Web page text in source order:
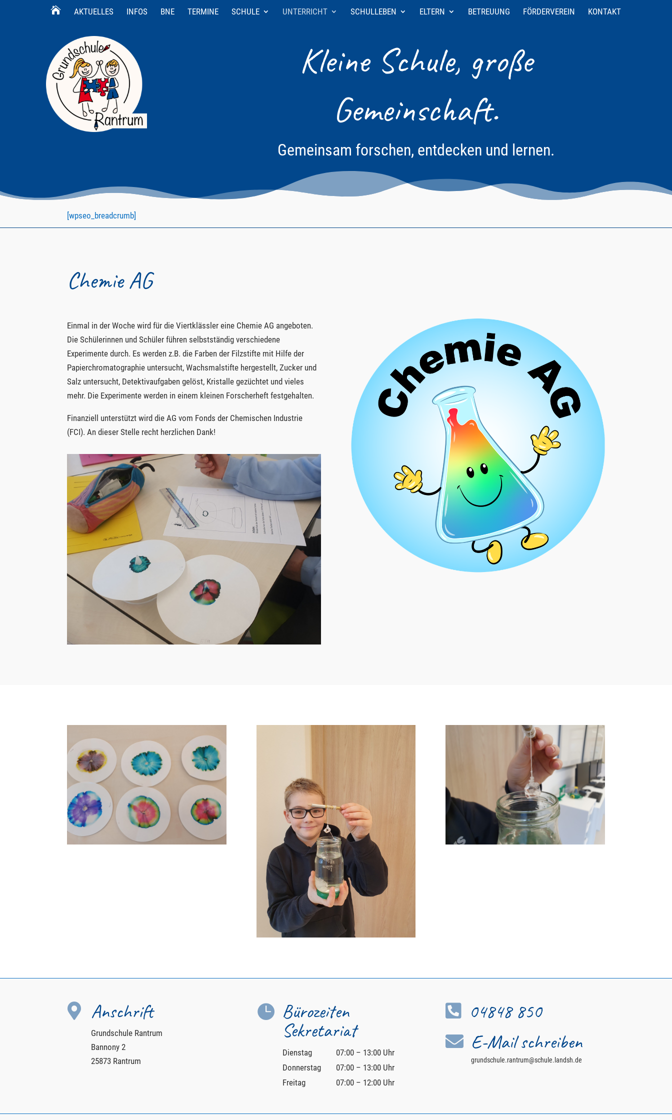
AKTUELLES INFOS BNE TERMINE SCHULE UNTERRICHT SCHULLEBEN ELTERN BETREUUNG FÖRDERVEREIN KONTAKT
Kleine Schule, große
Gemeinschaft.
Gemeinsam forschen, entdecken und lernen.
[wpseo_breadcrumb]
Chemie AG
Einmal in der Woche wird für die Viertklässler eine Chemie AG angeboten.
Die Schülerinnen und Schüler führen selbstständig verschiedene
Experimente durch. Es werden z.B. die Farben der Filzstifte mit Hilfe der
Papierchromatographie untersucht, Wachsmalstifte hergestellt, Zucker und
Salz untersucht, Detektivaufgaben gelöst, Kristalle gezüchtet und vieles
mehr. Die Experimente werden in einem kleinen Forscherheft festgehalten.
Finanziell unterstützt wird die AG vom Fonds der Chemischen Industrie
(FCI). An dieser Stelle recht herzlichen Dank!
 Anschrift
Grundschule Rantrum
Bannony 2
25873 Rantrum
 Bürozeiten
Sekretariat
Dienstag
07:00 – 13:00 Uhr
Donnerstag
07:00 – 13:00 Uhr
Freitag
07:00 – 12:00 Uhr
 04848 850
 E-Mail schreiben
grundschule.rantrum@schule.landsh.de